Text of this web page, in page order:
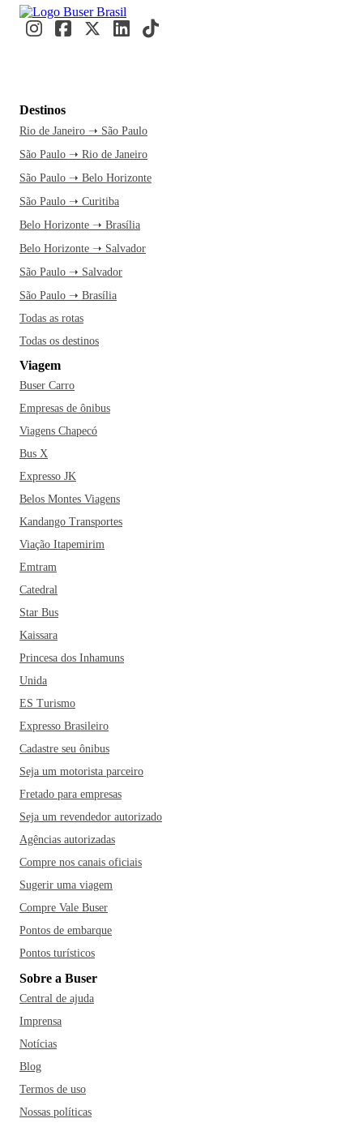
Destinos
Rio de Janeiro ➝ São Paulo
São Paulo ➝ Rio de Janeiro
São Paulo ➝ Belo Horizonte
São Paulo ➝ Curitiba
Belo Horizonte ➝ Brasília
Belo Horizonte ➝ Salvador
São Paulo ➝ Salvador
São Paulo ➝ Brasília
Todas as rotas
Todas os destinos
Viagem
Buser Carro
Empresas de ônibus
Viagens Chapecó
Bus X
Expresso JK
Belos Montes Viagens
Kandango Transportes
Viação Itapemirim
Emtram
Catedral
Star Bus
Kaissara
Princesa dos Inhamuns
Unida
ES Turismo
Expresso Brasileiro
Cadastre seu ônibus
Seja um motorista parceiro
Fretado para empresas
Seja um revendedor autorizado
Agências autorizadas
Compre nos canais oficiais
Sugerir uma viagem
Compre Vale Buser
Pontos de embarque
Pontos turísticos
Sobre a Buser
Central de ajuda
Imprensa
Notícias
Blog
Termos de uso
Nossas políticas